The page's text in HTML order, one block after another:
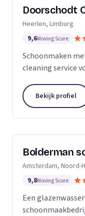
Doorschodt
Heerlen, Limburg
9,6Moving Score
Schoonmaken
cleaning service
Bekijk profiel
Bolderman
Amsterdam, Noord-
9,8Moving Score
Een